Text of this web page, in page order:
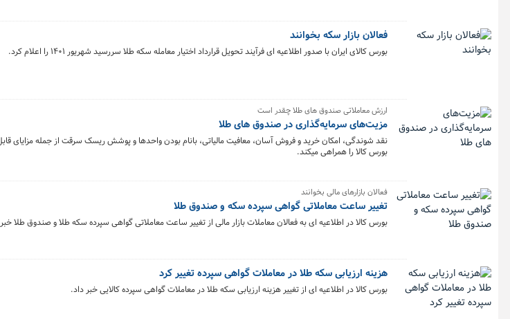
فعالان بازار سکه بخوانند
بورس کالای ایران با صدور اطلاعیه ای فرآیند تحویل قرارداد اختیار معامله سکه طلا سررسید شهریور ۱۴۰۱ را اعلام کرد.
ارزش معاملاتی صندوق های طلا چقدر است
مزیت‌های سرمایه‌گذاری در صندوق های طلا
نقد شوندگی، امکان خرید و فروش آسان، معافیت مالیاتی، بانام بودن واحدها و پوشش ریسک سرقت از جمله مزایای
بورس کالا را همراهی میکند.
فعالان بازارهای مالی بخوانند
تغییر ساعت معاملاتی گواهی سپرده سکه و صندوق طلا
بورس کالا در اطلاعیه ای به فعالان معاملات بازار مالی از تغییر ساعت معاملاتی گواهی سپرده سکه طلا و صندوق طلا
هزینه ارزیابی سکه طلا در معاملات گواهی سپرده تغییر کرد
بورس کالا در اطلاعیه ای از تغییر هزینه ارزیابی سکه طلا در معاملات گواهی سپرده کالایی خبر داد.